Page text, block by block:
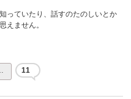
っていたり、話すのたのしいとか
えません。
11